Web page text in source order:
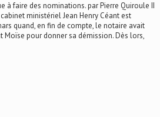
à faire des nominations. par Pierre Quiroule II
ministériel Jean Henry Céant est
quand, en fin de compte, le notaire avait
Moïse pour donner sa démission. Dès lors,